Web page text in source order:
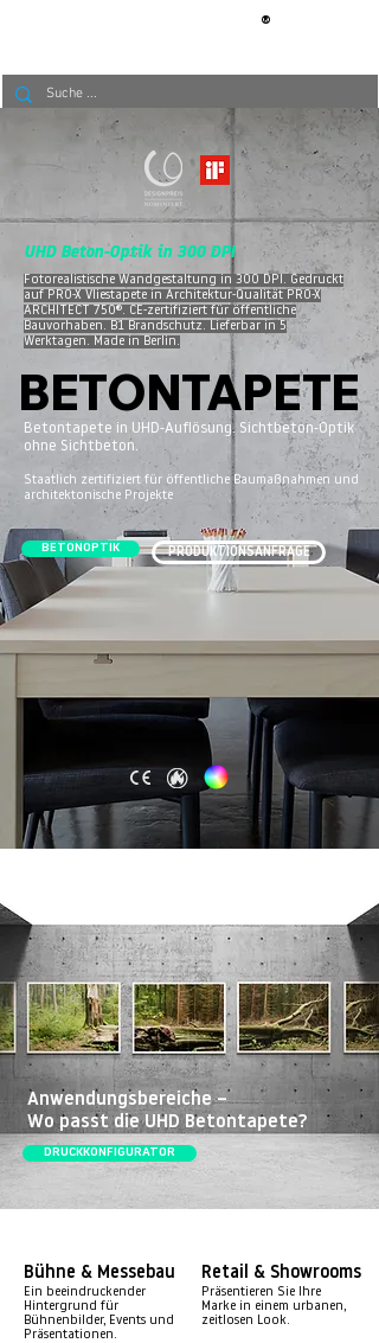
®
UHD Beton-Optik in 300 DPI
Fotorealistische Wandgestaltung in 300 DPI. Gedruckt
auf PRO-X Vliestapete in Architektur-Qualität PRO-X
ARCHITECT 750®. CE-zertifiziert für öffentliche
Bauvorhaben. B1 Brandschutz. Lieferbar in 5
Werktagen. Made in Berlin.
BETONTAPETE
BETONTAPETE
Betontapete in UHD-Auflösung. Sichtbeton-Optik
ohne Sichtbeton.
Staatlich zertifiziert für öffentliche Baumaßnahmen und
architektonische Projekte
BETONOPTIK PRODUKTIONSANFRAGE
Anwendungsbereiche –
Wo passt die UHD Betontapete?
DRUCKKONFIGURATOR
Bühne & Messebau
Ein beeindruckender
Hintergrund für
Bühnenbilder, Events und
Präsentationen.
Retail & Showrooms
Präsentieren Sie Ihre
Marke in einem urbanen,
zeitlosen Look.